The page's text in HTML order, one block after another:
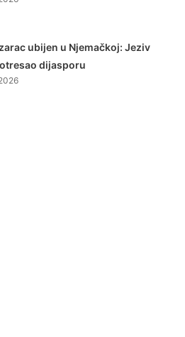
ubijen u Njemačkoj: Jeziv
dijasporu